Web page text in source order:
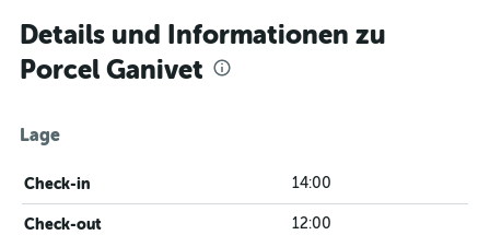
Details und Informationen zu
Porcel Ganivet
Lage
Check-in 14:00
Check-out 12:00